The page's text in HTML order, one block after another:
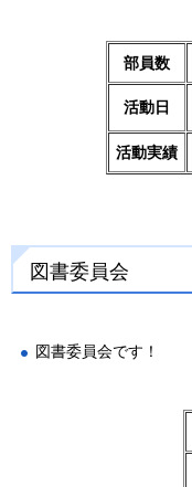
部員数
活動日
活動実績
図書委員会
図書委員会です！